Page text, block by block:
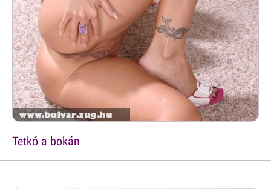
Tetkó a bokán